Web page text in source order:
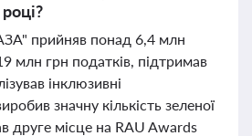
прийняв понад 6,4 млн
млн грн податків, підтримав
інклюзивні
значну кількість зеленої
друге місце на RAU Awards